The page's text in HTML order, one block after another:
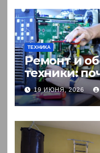
ТЕХНИКА
Ремонт и
техники:
выгоднее
19 ИЮНЯ, 2026